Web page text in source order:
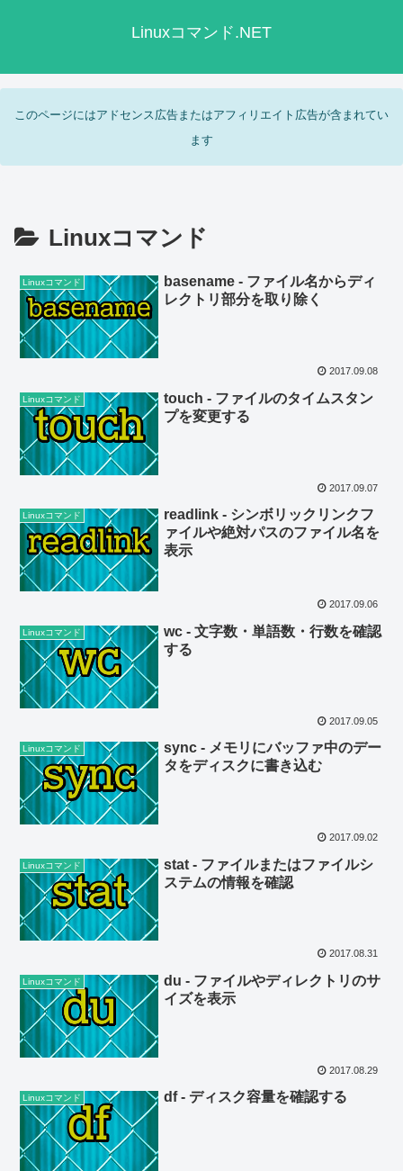
Linuxコマンド.NET
このページにはアドセンス広告またはアフィリエイト広告が含まれてい
ます
Linuxコマンド
Linuxコマンド
basename - ファイル名からディ
レクトリ部分を取り除く
2017.09.08
Linuxコマンド
touch - ファイルのタイムスタン
プを変更する
2017.09.07
Linuxコマンド
readlink - シンボリックリンクフ
ァイルや絶対パスのファイル名を
表示
2017.09.06
Linuxコマンド
wc - 文字数・単語数・行数を確認
する
2017.09.05
Linuxコマンド
sync - メモリにバッファ中のデー
タをディスクに書き込む
2017.09.02
Linuxコマンド
stat - ファイルまたはファイルシ
ステムの情報を確認
2017.08.31
Linuxコマンド
du - ファイルやディレクトリのサ
イズを表示
2017.08.29
Linuxコマンド df - ディスク容量を確認する